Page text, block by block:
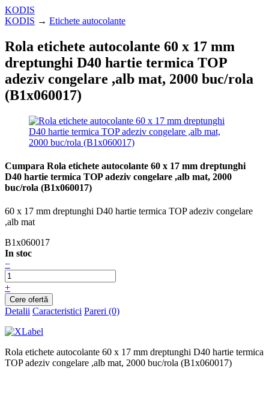
KODIS
KODIS → Etichete autocolante
Rola etichete autocolante 60 x 17 mm
dreptunghi D40 hartie termica TOP
adeziv congelare ,alb mat, 2000 buc/rola
(B1x060017)
Cumpara Rola etichete autocolante 60 x 17 mm dreptunghi
D40 hartie termica TOP adeziv congelare ,alb mat, 2000
buc/rola (B1x060017)
60 x 17 mm dreptunghi D40 hartie termica TOP adeziv congelare
,alb mat
B1x060017
In stoc
−
+
Detalii Caracteristici Pareri (0)
Rola etichete autocolante 60 x 17 mm dreptunghi D40 hartie termica
TOP adeziv congelare ,alb mat, 2000 buc/rola (B1x060017)